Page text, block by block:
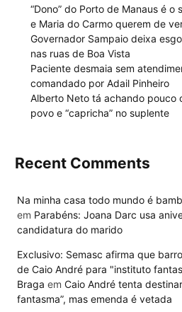
“Dono” do Porto de Manaus é
e Maria do Carmo querem de
Governador Sampaio deixa
nas ruas de Boa Vista
Paciente desmaia sem
comandado por Adail Pinheiro
Alberto Neto tá achando pouco
povo e “capricha” no suplente
Recent Comments
Na minha casa todo mundo é
em Parabéns: Joana Darc usa
candidatura do marido
Exclusivo: Semasc afirma que
de Caio André para "instituto
Braga em Caio André tenta
fantasma”, mas emenda é vetada